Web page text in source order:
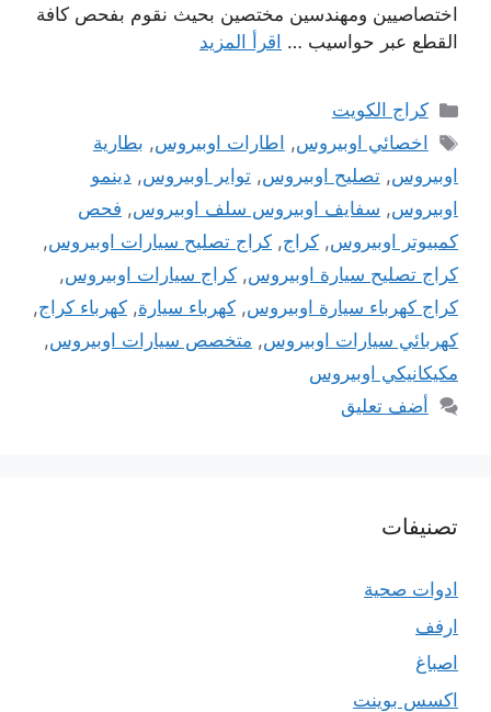
اختصاصيين ومهندسين مختصين بحيث نقوم بفحص كافة
القطع عبر حواسيب … اقرأ المزيد
التصنيفات
كراج الكويت
الوسوم
اخصائي اوبيروس, اطارات اوبيروس, بطارية
اوبيروس, تصليح اوبيروس, تواير اوبيروس, دينمو
اوبيروس, سفايف اوبيروس سلف اوبيروس, فحص
كمبيوتر اوبيروس, كراج, كراج تصليح سيارات اوبيروس,
كراج تصليح سيارة اوبيروس, كراج سيارات اوبيروس,
كراج كهرباء سيارة اوبيروس, كهرباء سيارة, كهرباء كراج,
كهربائي سيارات اوبيروس, متخصص سيارات اوبيروس,
مكيكانيكي اوبيروس
أضف تعليق
تصنيفات
ادوات صحية
ارفف
اصباغ
اكسس بوينت